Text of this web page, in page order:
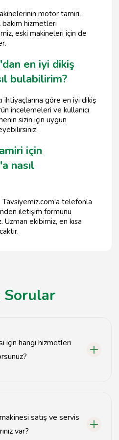
motor tamiri,
hizmetleri
eski makineleri için de
en iyi dikiş
bulabilirim?
ihtiyaçlarına göre en iyi dikiş
incelemeleri ve kullanıcı
sizin için uygun
için
nasıl
Tavsiyemiz.com'a telefonla
iletişim formunu
ekibimiz, en kısa
Sorular
için hangi hizmetleri
satış ve servis
var?